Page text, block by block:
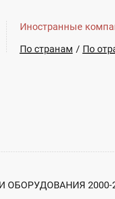
Иностранные
По странам
По
2000-